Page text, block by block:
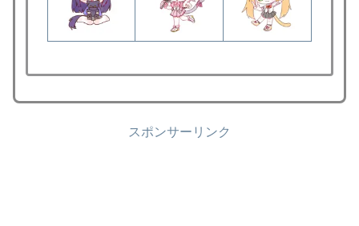
スポンサーリンク